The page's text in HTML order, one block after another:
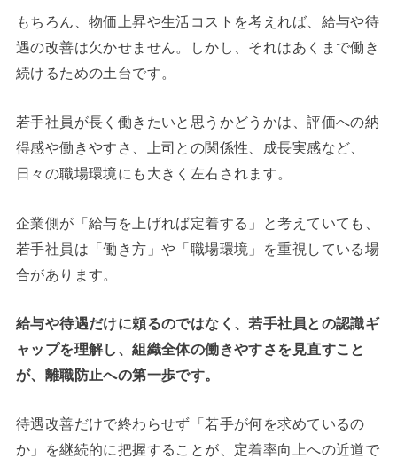
もちろん、物価上昇や生活コストを考えれば、給与や待
遇の改善は欠かせません。しかし、それはあくまで働き
続けるための土台です。
若手社員が長く働きたいと思うかどうかは、評価への納
得感や働きやすさ、上司との関係性、成長実感など、
日々の職場環境にも大きく左右されます。
企業側が「給与を上げれば定着する」と考えていても、
若手社員は「働き方」や「職場環境」を重視している場
合があります。
給与や待遇だけに頼るのではなく、若手社員との認識ギ
ャップを理解し、組織全体の働きやすさを見直すこと
が、離職防止への第一歩です。
待遇改善だけで終わらせず「若手が何を求めているの
か」を継続的に把握することが、定着率向上への近道で